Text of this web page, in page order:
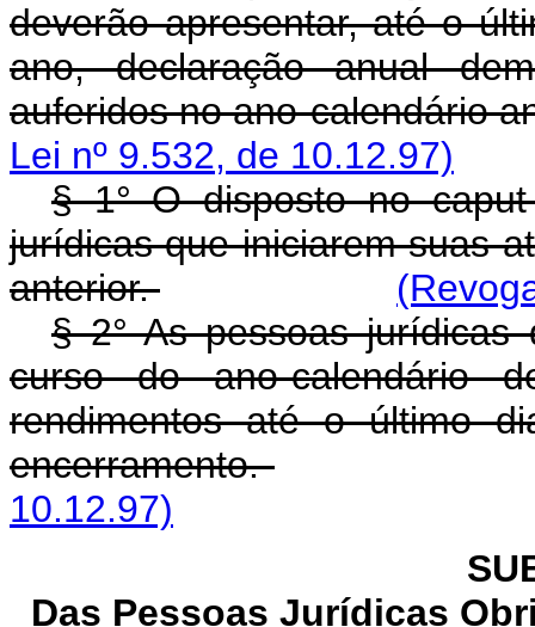
deverão apresentar, até o
ano, declaração anual
auferidos no ano-calendário
Lei nº 9.532, de 10.12.97)
§ 1° O disposto no
jurídicas que iniciarem suas
anterior.
§ 2° As pessoas jurídicas
curso do ano-calendário
rendimentos até o último
encerramento.
10.12.97)
Das Pessoas Jurídicas